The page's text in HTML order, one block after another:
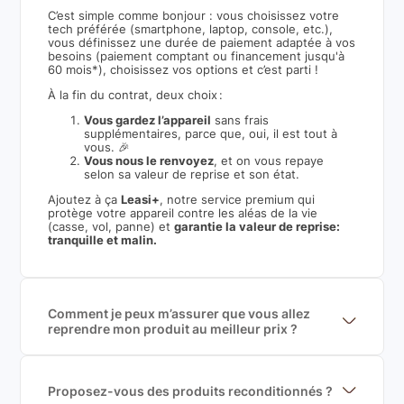
C’est simple comme bonjour : vous choisissez votre
tech préférée (smartphone, laptop, console, etc.),
vous définissez une durée de paiement adaptée à vos
besoins (paiement comptant ou financement jusqu'à
60 mois*), choisissez vos options et c’est parti !
À la fin du contrat, deux choix :
Vous gardez l’appareil sans frais
supplémentaires, parce que, oui, il est tout à
vous. 🎉
Vous nous le renvoyez, et on vous repaye
selon sa valeur de reprise et son état.
Ajoutez à ça Leasi+, notre service premium qui
protège votre appareil contre les aléas de la vie
(casse, vol, panne) etgarantie la valeur de reprise:
tranquille et malin.
Comment je peux m’assurer que vous allez
reprendre mon produit au meilleur prix ?
garantir le meilleur prix de rachat. De plus, nous
sommes rémunéré à la commission sur la valeur de
Proposez-vous des produits reconditionnés ?